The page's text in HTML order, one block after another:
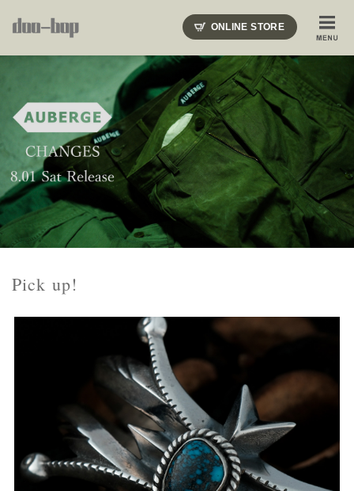
SHOP BLOG STAFF BLOG
NAKAJIMA'S BLOG
TSUKAMOTO'S BLOG
ROOTS
COLUMN SNAP ACCESS CONTACT
ONLINE STORE
Pick up!